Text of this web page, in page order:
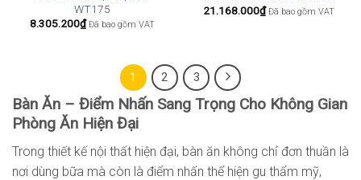
WT175
8.305.200₫ Đã bao gồm VAT
21.168.000₫ Đã bao gồm VAT
1 2 3
Bàn Ăn – Điểm Nhấn Sang Trọng Cho Không Gian
Phòng Ăn Hiện Đại
Trong thiết kế nội thất hiện đại, bàn ăn không chỉ đơn thuần là
nơi dùng bữa mà còn là điểm nhấn thể hiện gu thẩm mỹ,